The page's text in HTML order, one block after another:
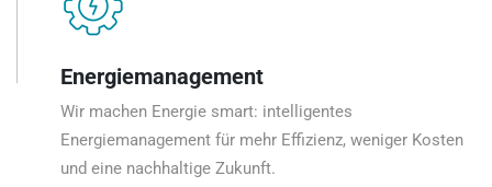
Energiemanagement
Wir machen Energie smart: intelligentes
Energiemanagement für mehr Effizienz, weniger Kosten
und eine nachhaltige Zukunft.